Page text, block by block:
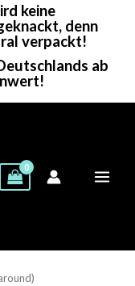
keine
denn
verpackt!
ab